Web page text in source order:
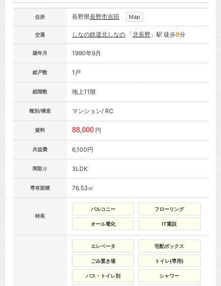
住所 長野県長野市吉田 Map
交通 しなの鉄道北しなの「北長野」駅 徒歩9分
築年月 1990年9月
総戸数 1戸
総階数 地上11階
種別/構造 マンション/ RC
賃料 88,000 円
共益費 6,100円
間取り 3LDK
専有面積 76.53㎡
特長
バルコニー フローリング
オール電化 IT重説
エレベータ 宅配ボックス
ごみ置き場 トイレ(専用)
バス・トイレ別 シャワー